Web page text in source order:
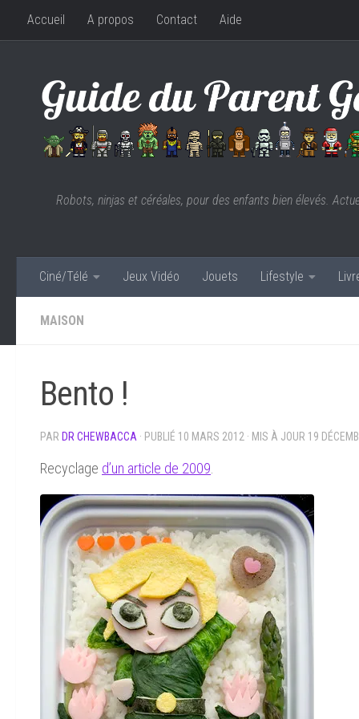
Skip to content
Accueil A propos Contact Aide
Robots, ninjas et céréales, pour des enfants bien élevés.
Ciné/Télé Jeux Vidéo Jouets Lifestyle
MAISON
Bento !
PAR DR CHEWBACCA · PUBLIÉ 10 MARS 2012 · MIS À JOUR 19
Recyclage d’un article de 2009